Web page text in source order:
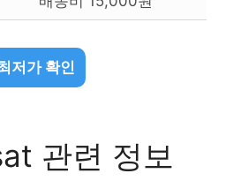
저가 확인
관련 정보